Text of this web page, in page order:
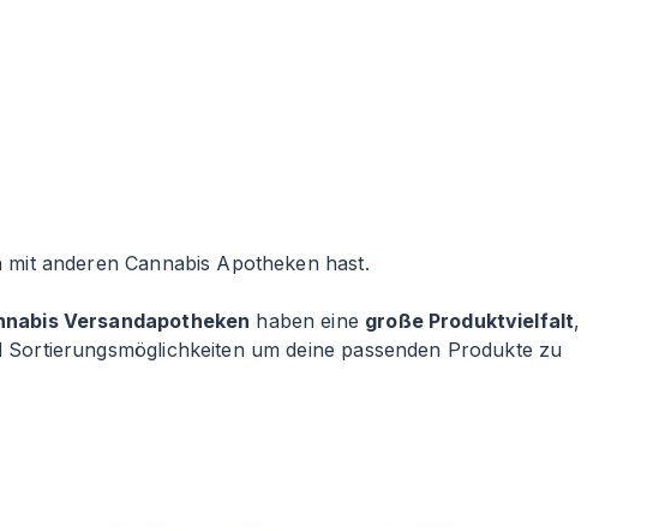
anderen Cannabis Apotheken hast.
Versandapotheken haben eine große Produktvielfalt,
um deine passenden Produkte zu